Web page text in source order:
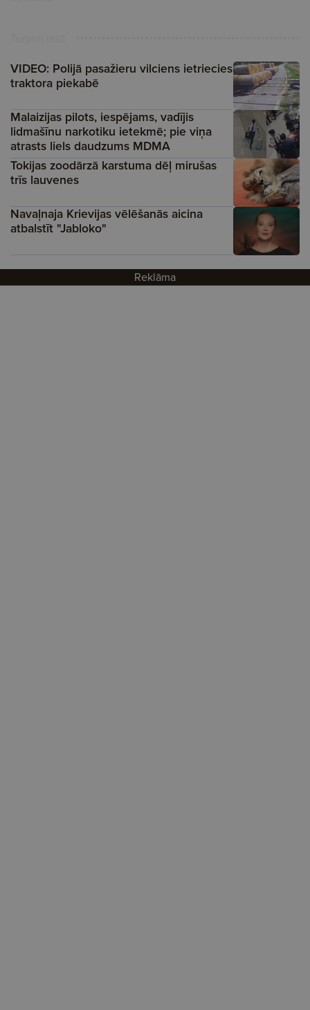
VIDEO: Polijā pasažieru vilciens ietriecies
traktora piekabē
Malaizijas pilots, iespējams, vadījis
lidmašīnu narkotiku ietekmē; pie viņa
atrasts liels daudzums MDMA
Tokijas zoodārzā karstuma dēļ mirušas
trīs lauvenes
Navaļnaja Krievijas vēlēšanās aicina
atbalstīt "Jabloko"
Reklāma